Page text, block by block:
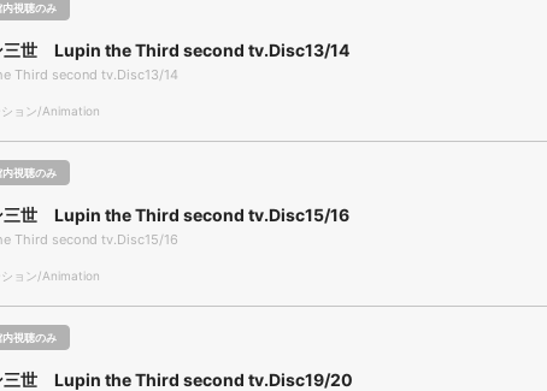
視聴のみ
三世 Lupin the Third second tv.Disc13/14
Third second tv.Disc13/14
ション/Animation
視聴のみ
三世 Lupin the Third second tv.Disc15/16
Third second tv.Disc15/16
ション/Animation
視聴のみ
三世 Lupin the Third second tv.Disc19/20